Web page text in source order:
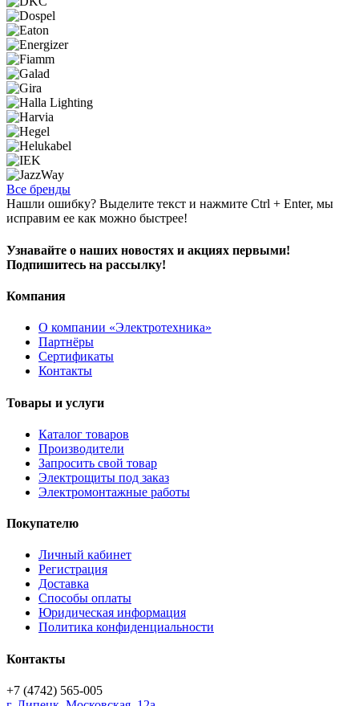
Все бренды
Нашли ошибку? Выделите текст и нажмите Ctrl + Enter, мы
исправим ее как можно быстрее!
Узнавайте о наших новостях и акциях первыми!
Подпишитесь на рассылку!
Компания
О компании «Электротехника»
Партнёры
Сертификаты
Контакты
Товары и услуги
Каталог товаров
Производители
Запросить свой товар
Электрощиты под заказ
Электромонтажные работы
Покупателю
Личный кабинет
Регистрация
Доставка
Способы оплаты
Юридическая информация
Политика конфиденциальности
Контакты
+7 (4742) 565-005